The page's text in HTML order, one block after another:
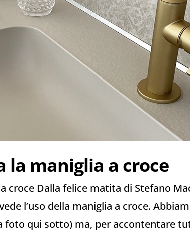
la maniglia a croce
croce Dalla felice matita di Stefano
l’uso della maniglia a croce.
foto qui sotto) ma, per accontentare